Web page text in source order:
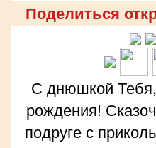
Поделиться
С днюшкой
рождения!
подруге с